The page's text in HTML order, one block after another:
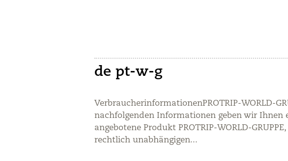
de pt-w-g
VerbraucherinformationenPROTRIP-WORLD-
nachfolgenden Informationen geben wir Ihnen
angebotene Produkt PROTRIP-WORLD-
rechtlich unabhängigen...